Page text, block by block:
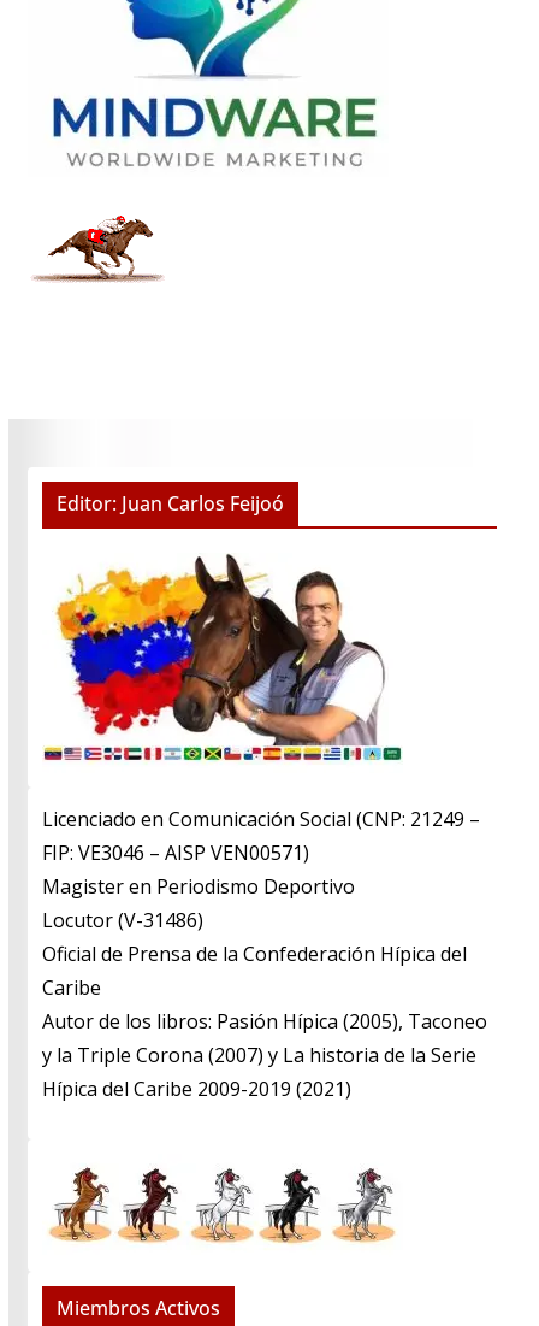
Editor: Juan Carlos Feijoó
Licenciado en Comunicación Social (CNP: 21249 –
FIP: VE3046 – AISP VEN00571)
​Magister en Periodismo Deportivo
​Locutor (V-31486)
​Oficial de Prensa de la Confederación Hípica del
Caribe
​Autor de los libros: Pasión Hípica (2005), Taconeo
y la Triple Corona (2007) y La historia de la Serie
Hípica del Caribe 2009-2019 (2021)
Miembros Activos